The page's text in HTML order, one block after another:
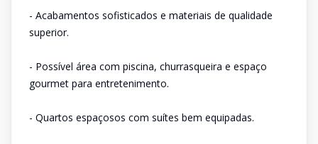
- Acabamentos sofisticados e materiais de qualidade
superior.
- Possível área com piscina, churrasqueira e espaço
gourmet para entretenimento.
- Quartos espaçosos com suítes bem equipadas.